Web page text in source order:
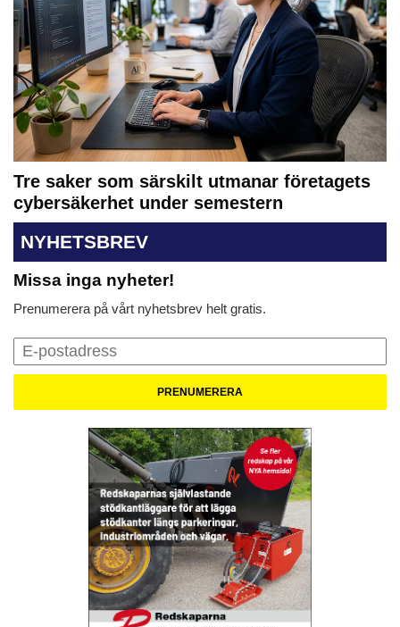
Tre saker som särskilt utmanar företagets
cybersäkerhet under semestern
NYHETSBREV
Missa inga nyheter!
Prenumerera på vårt nyhetsbrev helt gratis.